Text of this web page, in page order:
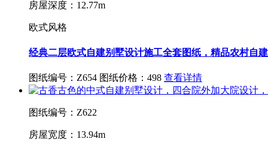
房屋深度：12.77m
欧式风格
经典二层欧式自建别墅设计施工全套图纸，精品农村自
图纸编号：Z654 图纸价格：498 查看详情
图纸编号：Z622
房屋宽度：13.94m